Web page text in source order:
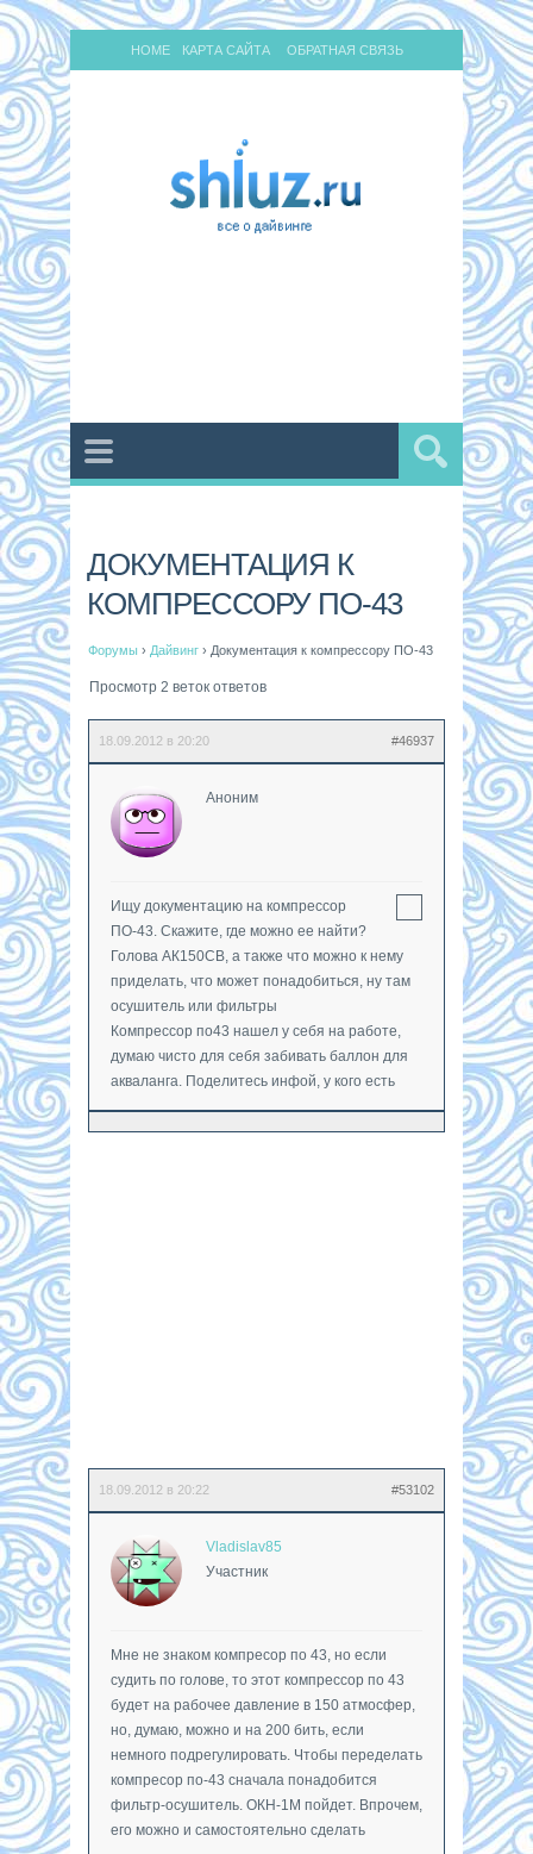
HOME КАРТА САЙТА ОБРАТНАЯ СВЯЗЬ
ДОКУМЕНТАЦИЯ К
КОМПРЕССОРУ ПО-43
Форумы › Дайвинг › Документация к компрессору ПО-43
Просмотр 2 веток ответов
18.09.2012 в 20:20 #46937
Аноним
Ищу документацию на компрессор
ПО-43. Скажите, где можно ее найти?
Голова АК150СВ, а также что можно к нему
приделать, что может понадобиться, ну там
осушитель или фильтры
Компрессор по43 нашел у себя на работе,
думаю чисто для себя забивать баллон для
акваланга. Поделитесь инфой, у кого есть
18.09.2012 в 20:22 #53102
Vladislav85
Участник
Мне не знаком компресор по 43, но если
судить по голове, то этот компрессор по 43
будет на рабочее давление в 150 атмосфер,
но, думаю, можно и на 200 бить, если
немного подрегулировать. Чтобы переделать
компресор по-43 сначала понадобится
фильтр-осушитель. ОКН-1М пойдет. Впрочем,
его можно и самостоятельно сделать